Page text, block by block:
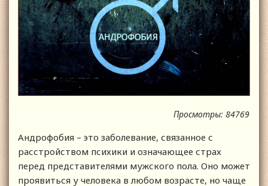
Просмотры: 84769
Андрофобия – это заболевание, связанное с
расстройством психики и означающее страх
перед представителями мужского пола. Оно может
проявиться у человека в любом возрасте, но чаще